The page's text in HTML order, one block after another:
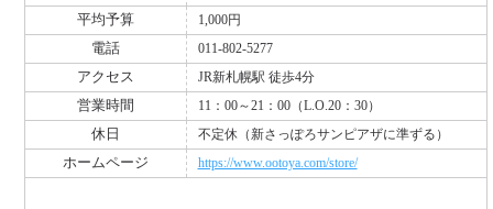
平均予算 1,000円
電話 011-802-5277
アクセス JR新札幌駅 徒歩4分
営業時間 11：00～21：00（L.O.20：30）
休日 不定休（新さっぽろサンピアザに準ずる）
ホームページ https://www.ootoya.com/store/